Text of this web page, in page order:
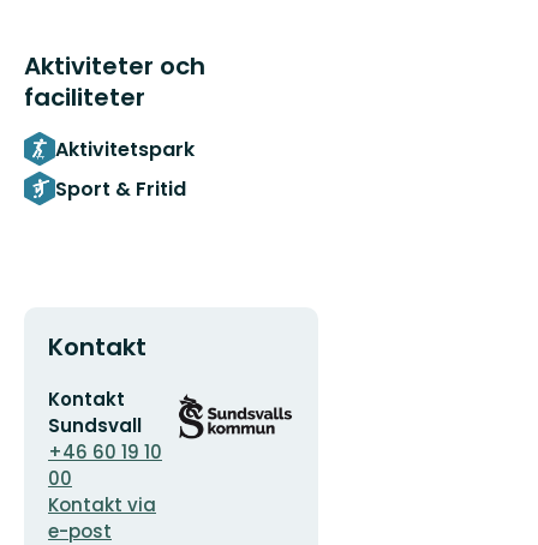
Aktiviteter och
faciliteter
Aktivitetspark
Sport & Fritid
Kontakt
E-
postadress
Kontakt
Sundsvall
+46 60 19 10
00
Kontakt via
e-post
Organisationens
logotyp